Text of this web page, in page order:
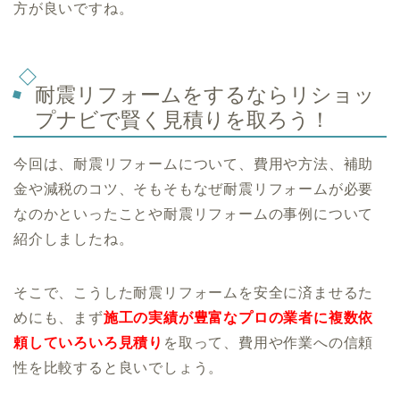
方が良いですね。
耐震リフォームをするならリショッ
プナビで賢く見積りを取ろう！
今回は、耐震リフォームについて、費用や方法、補助
金や減税のコツ、そもそもなぜ耐震リフォームが必要
なのかといったことや耐震リフォームの事例について
紹介しましたね。
そこで、こうした耐震リフォームを安全に済ませるた
めにも、まず施工の実績が豊富なプロの業者に複数依
頼していろいろ見積り を取って、費用や作業への信頼
性を比較すると良いでしょう。